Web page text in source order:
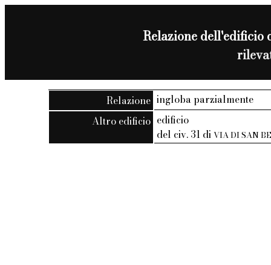
Relazione dell'edificio
Relazione ingloba parzialmente
Altro edificio edificio
del civ. 31 diVIA DI SAN